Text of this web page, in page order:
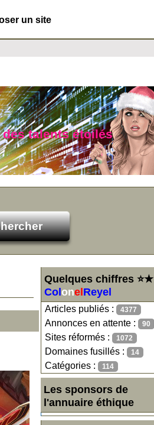
un site
talents étoilés
Quelques chiffres ⭐★
Col onel Reyel
Articles publiés : 4377
Annonces en attente : 90
Sites réformés : 1072
Domaines fusillés : 14
Catégories : 114
Les sponsors de
l'annuaire éthique